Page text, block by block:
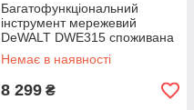
Багатофункціональний
інструмент мережевий
DeWALT DWE315 споживана
потужність 300 Вт вага 1.5 кг
частота коливань 0 - 22000
Немає в наявності
8 299 ₴